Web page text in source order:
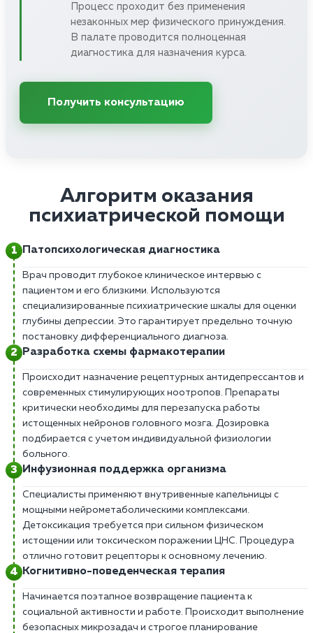
Процесс проходит без применения
незаконных мер физического принуждения.
В палате проводится полноценная
диагностика для назначения курса.
Получить консультацию
Алгоритм оказания
психиатрической помощи
Патопсихологическая диагностика
Врач проводит глубокое клиническое интервью с
пациентом и его близкими. Используются
специализированные психиатрические шкалы для оценки
глубины депрессии. Это гарантирует предельно точную
постановку дифференциального диагноза.
Разработка схемы фармакотерапии
Происходит назначение рецептурных антидепрессантов и
современных стимулирующих ноотропов. Препараты
критически необходимы для перезапуска работы
истощенных нейронов головного мозга. Дозировка
подбирается с учетом индивидуальной физиологии
больного.
Инфузионная поддержка организма
Специалисты применяют внутривенные капельницы с
мощными нейрометаболическими комплексами.
Детоксикация требуется при сильном физическом
истощении или токсическом поражении ЦНС. Процедура
отлично готовит рецепторы к основному лечению.
Когнитивно-поведенческая терапия
Начинается поэтапное возвращение пациента к
социальной активности и работе. Происходит выполнение
безопасных микрозадач и строгое планирование